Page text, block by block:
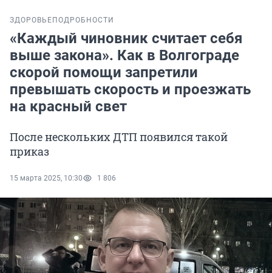
ЗДОРОВЬЕ ПОДРОБНОСТИ
«Каждый чиновник считает себя
выше закона». Как в Волгограде
скорой помощи запретили
превышать скорость и проезжать
на красный свет
После нескольких ДТП появился такой
приказ
15 марта 2025, 10:30 1 806